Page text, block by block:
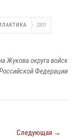
2831
Жукова округа войск
Федерации
Следующая →